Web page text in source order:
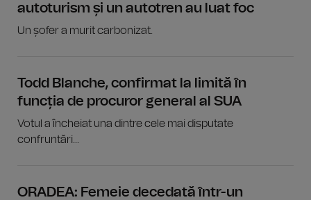
autoturism și un autotren au luat foc
Un șofer a murit carbonizat.
Todd Blanche, confirmat la limită în
funcția de procuror general al SUA
Votul a încheiat una dintre cele mai disputate
confruntări...
ORADEA: Femeie decedată într-un